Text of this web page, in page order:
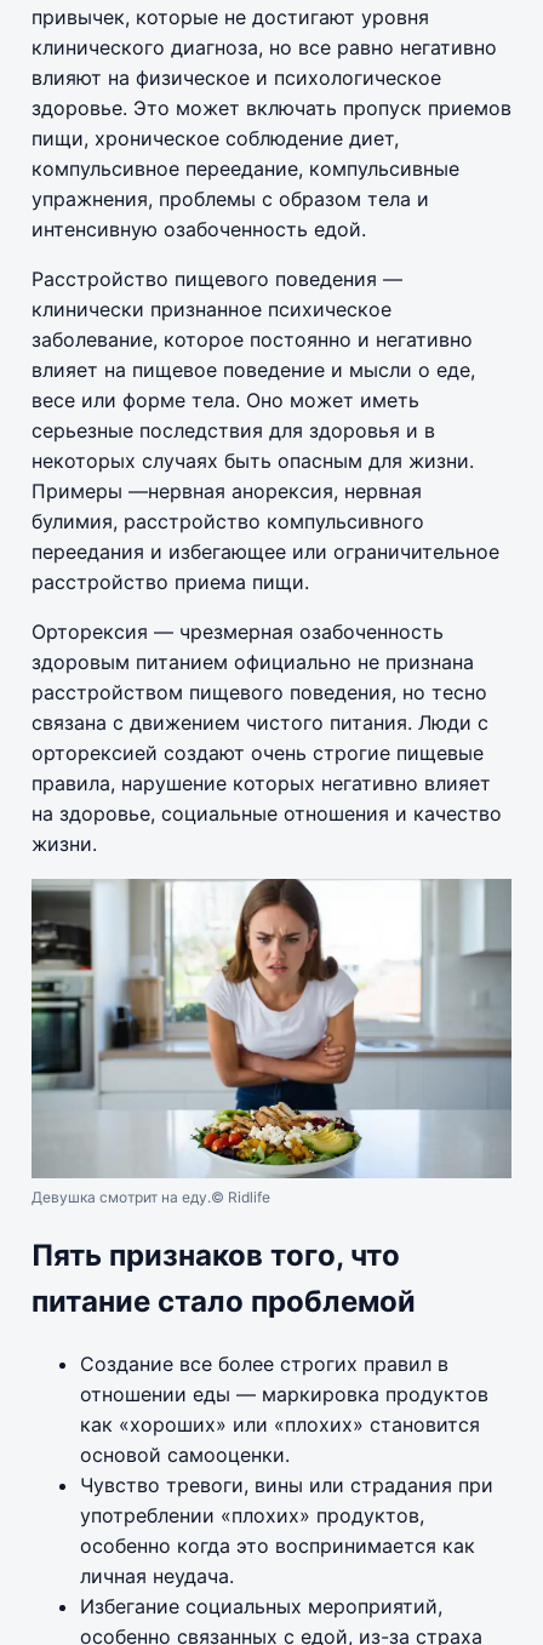
привычек, которые не достигают уровня
клинического диагноза, но все равно негативно
влияют на физическое и психологическое
здоровье. Это может включать пропуск приемов
пищи, хроническое соблюдение диет,
компульсивное переедание, компульсивные
упражнения, проблемы с образом тела и
интенсивную озабоченность едой.
Расстройство пищевого поведения —
клинически признанное психическое
заболевание, которое постоянно и негативно
влияет на пищевое поведение и мысли о еде,
весе или форме тела. Оно может иметь
серьезные последствия для здоровья и в
некоторых случаях быть опасным для жизни.
Примеры —нервная анорексия, нервная
булимия, расстройство компульсивного
переедания и избегающее или ограничительное
расстройство приема пищи.
Орторексия — чрезмерная озабоченность
здоровым питанием официально не признана
расстройством пищевого поведения, но тесно
связана с движением чистого питания. Люди с
орторексией создают очень строгие пищевые
правила, нарушение которых негативно влияет
на здоровье, социальные отношения и качество
жизни.
Девушка смотрит на еду.© Ridlife
Пять признаков того, что
питание стало проблемой
Создание все более строгих правил в
отношении еды — маркировка продуктов
как «хороших» или «плохих» становится
основой самооценки.
Чувство тревоги, вины или страдания при
употреблении «плохих» продуктов,
особенно когда это воспринимается как
личная неудача.
Избегание социальных мероприятий,
особенно связанных с едой, из-за страха